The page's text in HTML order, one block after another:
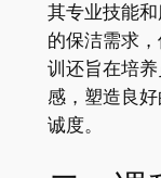
其专业技能
的保洁需求
训还旨在培
感，塑造良
诚度。